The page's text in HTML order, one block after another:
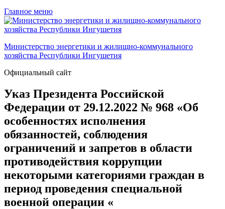
Главное меню
Министерство энергетики и жилищно-коммунального
хозяйства Республики Ингушетия
Официальный сайт
Указ Президента Российской
Федерации от 29.12.2022 № 968 «Об
особенностях исполнения
обязанностей, соблюдения
ограничений и запретов в области
противодействия коррупции
некоторыми категориями граждан в
период проведения специальной
военной операции «